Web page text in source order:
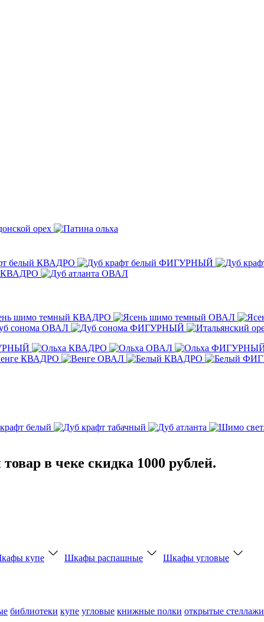
в чеке скидка 1000 рублей.
купе Шкафы распашные
Шкафы угловые
библиотеки купе угловые книжные полки открытые стеллажи